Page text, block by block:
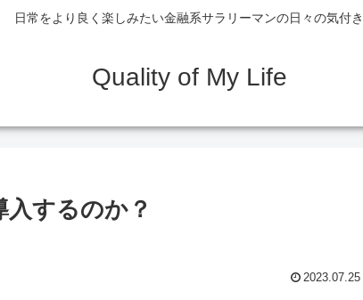
日常をより良く楽しみたい金融系サラリーマンの日々の気付き
Quality of My Life
するのか？
2023.07.25